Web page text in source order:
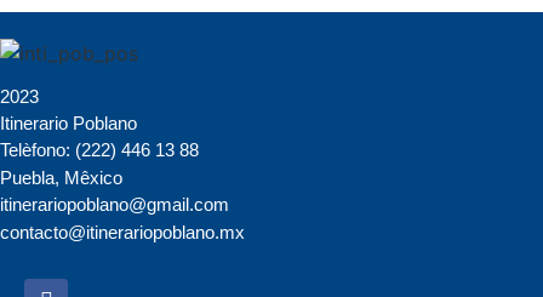
2023
Itinerario Poblano
Telèfono: (222) 446 13 88
Puebla, Mêxico
itinerariopoblano@gmail.com
contacto@itinerariopoblano.mx